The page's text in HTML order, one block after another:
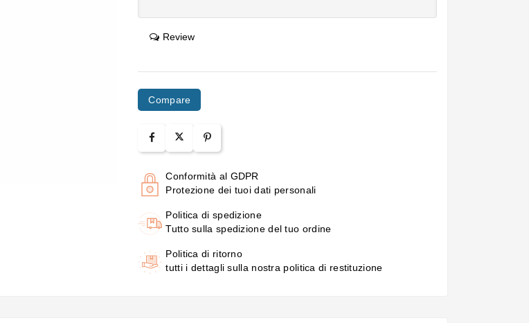
Review
Compare
Conformità al GDPR
Protezione dei tuoi dati personali
Politica di spedizione
Tutto sulla spedizione del tuo ordine
Politica di ritorno
tutti i dettagli sulla nostra politica di restituzione